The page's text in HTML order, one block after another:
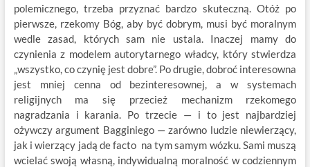
polemicznego, trzeba przyznać bardzo skuteczną. Otóż po
pierwsze, rzekomy Bóg, aby być dobrym, musi być moralnym
wedle zasad, których sam nie ustala. Inaczej mamy do
czynienia z modelem autorytarnego władcy, który stwierdza
„wszystko, co czynię jest dobre”. Po drugie, dobroć interesowna
jest mniej cenna od bezinteresownej, a w systemach
religijnych ma się przecież mechanizm rzekomego
nagradzania i karania. Po trzecie — i to jest najbardziej
ożywczy argument Bagginiego — zarówno ludzie niewierzący,
jak i wierzący jadą de facto na tym samym wózku. Sami muszą
wcielać swoją własną, indywidualną moralność w codziennym